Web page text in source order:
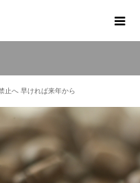
止へ 早ければ来年から